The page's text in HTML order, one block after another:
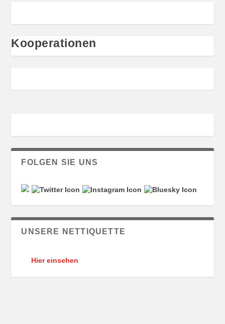
Kooperationen
FOLGEN SIE UNS
UNSERE NETTIQUETTE
Hier einsehen